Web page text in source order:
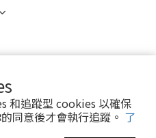
和追蹤型 cookies 以確保
同意後才會執行追蹤。 了
方式通知變更付款方式。
司]